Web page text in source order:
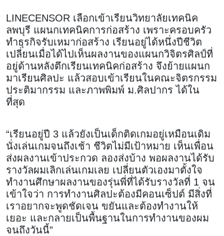
LINECENSOR เลือกเข้าเรียนวิทยาลัยเทคนิค
ลพบุรี แผนกเทคนิคการก่อสร้าง เพราะครอบครัว
ทำธุรกิจรับเหมาก่อสร้าง เรียนอยู่ได้หนึ่งปีชีวิต
เปลี่ยนเมื่อได้ไปเห็นผลงานของแผนกวิจิตรศิลป์ที่
อยู่ด้านหลังตึกเรียนเทคนิคก่อสร้าง จึงย้ายแผนก
มาเรียนศิลปะ แล้วสอบเข้าเรียนในคณะจิตรกรรม
ประติมากรรม และภาพพิมพ์ ม.ศิลปากร ได้ใน
ที่สุด
“เรียนอยู่ปี 3 แล้วยังเป็นเด็กติดเกมอยู่เหมือนเดิม
นั่งเล่นเกมจนถึงเช้า ชีวิตไม่มีเป้าหมาย เห็นเพื่อน
ส่งผลงานเข้าประกวด ลองส่งบ้าง พอผลงานได้รับ
รางวัลผมเลิกเล่นเกมเลย เปลี่ยนตัวเองมาตั้งใจ
ทำงานศึกษาผลงานของรุ่นพี่ที่ได้รับรางวัลที่ 1 จน
เข้าใจว่า การทำงานศิลปะต้องมีคอนเซ็ปต์ มีสิ่งที่
เราอยากจะพูดชัดเจน ขยันและต้องทำงานให้
เยอะ และกลายเป็นพื้นฐานในการทำงานของผม
จนถึงวันนี้”